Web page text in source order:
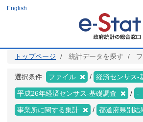
ツ
English
トップページ 統計データを探す
選択条件: ファイル 経済センサス‐
平成26年経済センサス‐基礎調査 -
事業所に関する集計 都道府県別結